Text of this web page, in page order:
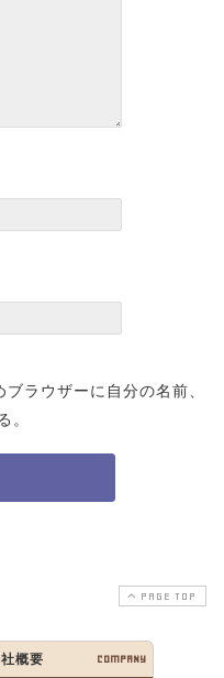
ラウザーに自分の名前、
。
PAGE TOP
概要 COMPANY